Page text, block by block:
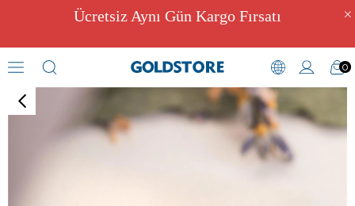
Ücretsiz Aynı Gün Kargo Fırsatı
0
Figürlü Küpeler